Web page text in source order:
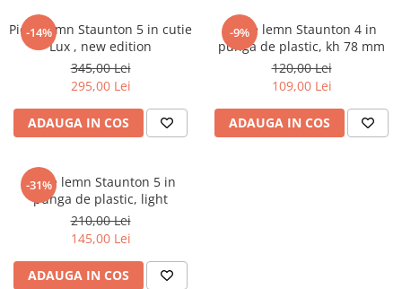
Lemn De Sheesham
Piese de sah DGT
Piese De Sah Tematice Din Plastic
Piese Din Lemn
Piese Din Plastic
Piese rezerva
Piese sah electronice
Piese sah electronice
Piese Sah Tematice Din Metal
-14%
Piese lemn Staunton 5 in cutie
Lux , new edition
345,00 Lei
295,00 Lei
ADAUGA IN COS
-9%
Piese lemn Staunton 4 in
punga de plastic, kh 78 mm
120,00 Lei
109,00 Lei
ADAUGA IN COS
-31%
Piese lemn Staunton 5 in
punga de plastic, light
210,00 Lei
145,00 Lei
ADAUGA IN COS